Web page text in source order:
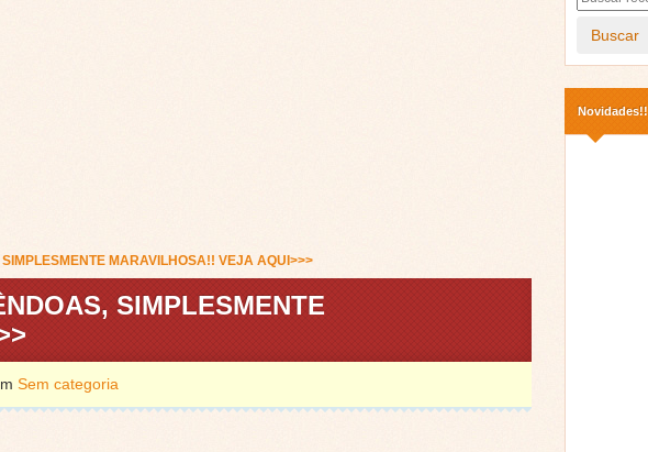
MARAVILHOSA!! VEJA AQUI>>>
SIMPLESMENTE
Sem categoria
Buscar
Novidades!!